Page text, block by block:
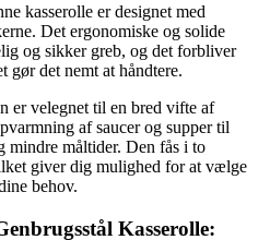
kasserolle er designet med
Det ergonomiske og solide
og sikker greb, og det forbliver
det nemt at håndtere.
er velegnet til en bred vifte af
af saucer og supper til
mindre måltider. Den fås i to
giver dig mulighed for at vælge
behov.
Kasserolle: